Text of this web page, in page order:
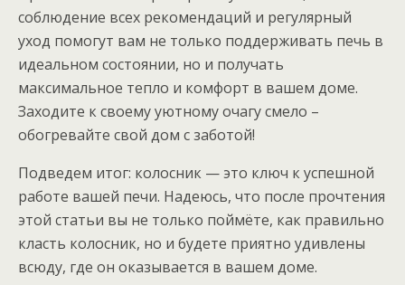
соблюдение всех рекомендаций и регулярный
уход помогут вам не только поддерживать печь в
идеальном состоянии, но и получать
максимальное тепло и комфорт в вашем доме.
Заходите к своему уютному очагу смело –
обогревайте свой дом с заботой!
Подведем итог: колосник — это ключ к успешной
работе вашей печи. Надеюсь, что после прочтения
этой статьи вы не только поймёте, как правильно
класть колосник, но и будете приятно удивлены
всюду, где он оказывается в вашем доме.